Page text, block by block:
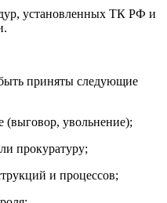
установленных ТК РФ и
приняты следующие
(выговор, увольнение);
прокуратуру;
и процессов;